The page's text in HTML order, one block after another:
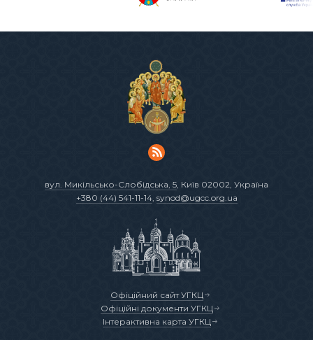
вул. Микільсько-Слобідська, 5 , Київ 02002, Україна
+380 (44) 541-11-14, synod@ugcc.org.ua
Офіційний сайт УГКЦ
Офіційні документи УГКЦ
Інтерактивна карта УГКЦ